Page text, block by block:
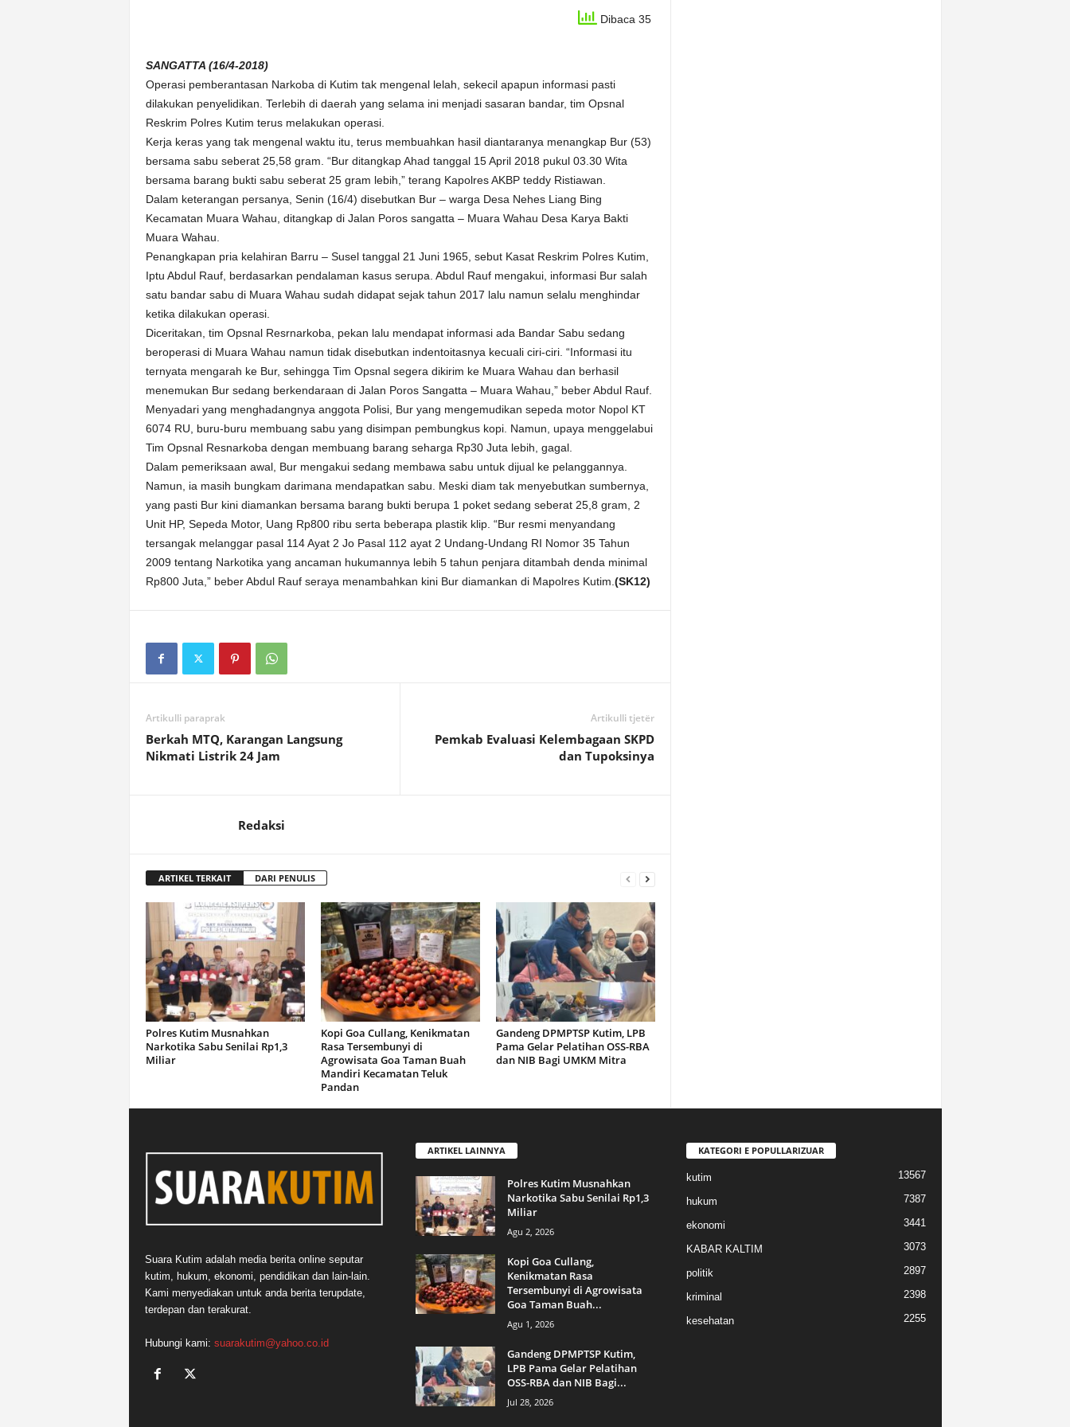
Dibaca 35
SANGATTA (16/4-2018)
Operasi pemberantasan Narkoba di Kutim tak mengenal lelah, sekecil apapun informasi pasti
dilakukan penyelidikan. Terlebih di daerah yang selama ini menjadi sasaran bandar, tim Opsnal
Reskrim Polres Kutim terus melakukan operasi.
Kerja keras yang tak mengenal waktu itu, terus membuahkan hasil diantaranya menangkap Bur (53)
bersama sabu seberat 25,58 gram. “Bur ditangkap Ahad tanggal 15 April 2018 pukul 03.30 Wita
bersama barang bukti sabu seberat 25 gram lebih,” terang Kapolres AKBP teddy Ristiawan.
Dalam keterangan persanya, Senin (16/4) disebutkan Bur – warga Desa Nehes Liang Bing
Kecamatan Muara Wahau, ditangkap di Jalan Poros sangatta – Muara Wahau Desa Karya Bakti
Muara Wahau.
Penangkapan pria kelahiran Barru – Susel tanggal 21 Juni 1965, sebut Kasat Reskrim Polres Kutim,
Iptu Abdul Rauf, berdasarkan pendalaman kasus serupa. Abdul Rauf mengakui, informasi Bur salah
satu bandar sabu di Muara Wahau sudah didapat sejak tahun 2017 lalu namun selalu menghindar
ketika dilakukan operasi.
Diceritakan, tim Opsnal Resrnarkoba, pekan lalu mendapat informasi ada Bandar Sabu sedang
beroperasi di Muara Wahau namun tidak disebutkan indentoitasnya kecuali ciri-ciri. “Informasi itu
ternyata mengarah ke Bur, sehingga Tim Opsnal segera dikirim ke Muara Wahau dan berhasil
menemukan Bur sedang berkendaraan di Jalan Poros Sangatta – Muara Wahau,” beber Abdul Rauf.
Menyadari yang menghadangnya anggota Polisi, Bur yang mengemudikan sepeda motor Nopol KT
6074 RU, buru-buru membuang sabu yang disimpan pembungkus kopi. Namun, upaya menggelabui
Tim Opsnal Resnarkoba dengan membuang barang seharga Rp30 Juta lebih, gagal.
Dalam pemeriksaan awal, Bur mengakui sedang membawa sabu untuk dijual ke pelanggannya.
Namun, ia masih bungkam darimana mendapatkan sabu. Meski diam tak menyebutkan sumbernya,
yang pasti Bur kini diamankan bersama barang bukti berupa 1 poket sedang seberat 25,8 gram, 2
Unit HP, Sepeda Motor, Uang Rp800 ribu serta beberapa plastik klip. “Bur resmi menyandang
tersangak melanggar pasal 114 Ayat 2 Jo Pasal 112 ayat 2 Undang-Undang RI Nomor 35 Tahun
2009 tentang Narkotika yang ancaman hukumannya lebih 5 tahun penjara ditambah denda minimal
Rp800 Juta,” beber Abdul Rauf seraya menambahkan kini Bur diamankan di Mapolres Kutim. (SK12)
Artikulli paraprak
Berkah MTQ, Karangan Langsung
Nikmati Listrik 24 Jam
Artikulli tjetër
Pemkab Evaluasi Kelembagaan SKPD
dan Tupoksinya
Redaksi
ARTIKEL TERKAIT DARI PENULIS
Polres Kutim Musnahkan
Narkotika Sabu Senilai Rp1,3
Miliar
Kopi Goa Cullang, Kenikmatan
Rasa Tersembunyi di
Agrowisata Goa Taman Buah
Mandiri Kecamatan Teluk
Pandan
Gandeng DPMPTSP Kutim, LPB
Pama Gelar Pelatihan OSS-RBA
dan NIB Bagi UMKM Mitra
Suara Kutim adalah media berita online seputar
kutim, hukum, ekonomi, pendidikan dan lain-lain.
Kami menyediakan untuk anda berita terupdate,
terdepan dan terakurat.
Hubungi kami: suarakutim@yahoo.co.id
ARTIKEL LAINNYA
Polres Kutim Musnahkan
Narkotika Sabu Senilai Rp1,3
Miliar
Agu 2, 2026
Kopi Goa Cullang,
Kenikmatan Rasa
Tersembunyi di Agrowisata
Goa Taman Buah...
Agu 1, 2026
Gandeng DPMPTSP Kutim,
LPB Pama Gelar Pelatihan
OSS-RBA dan NIB Bagi...
Jul 28, 2026
KATEGORI E POPULLARIZUAR
kutim 13567
hukum 7387
ekonomi 3441
KABAR KALTIM 3073
politik 2897
kriminal 2398
kesehatan 2255